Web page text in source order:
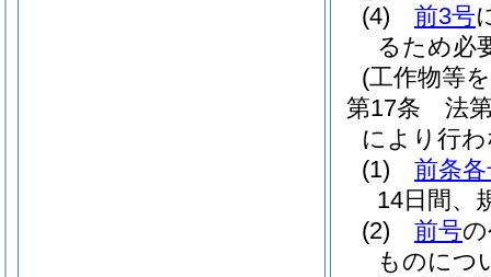
(4)
前3号
るため必
(工作物等
第17条
法
により行
(1)
前条
14日間、
(2)
前号
ものにつ